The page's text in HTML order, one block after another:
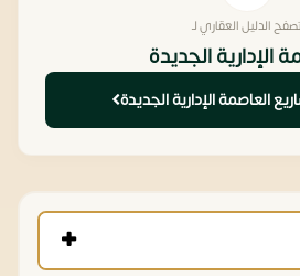
الدليل العقاري لـ
الإدارية الجديدة
العاصمة الإدارية الجديدة